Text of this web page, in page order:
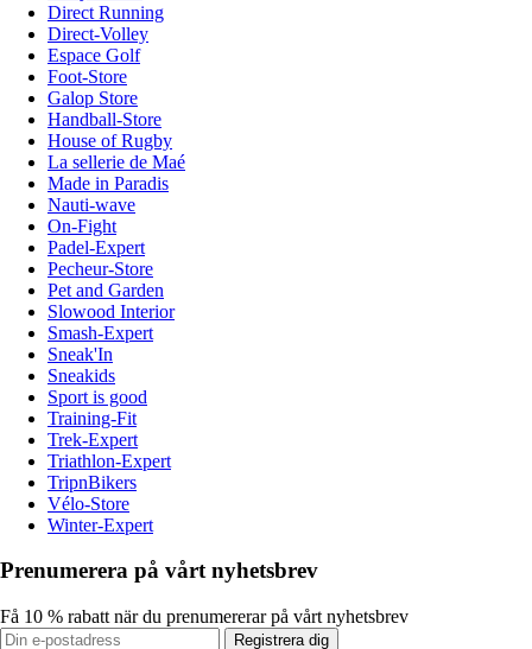
Direct Running
Direct-Volley
Espace Golf
Foot-Store
Galop Store
Handball-Store
House of Rugby
La sellerie de Maé
Made in Paradis
Nauti-wave
On-Fight
Padel-Expert
Pecheur-Store
Pet and Garden
Slowood Interior
Smash-Expert
Sneak'In
Sneakids
Sport is good
Training-Fit
Trek-Expert
Triathlon-Expert
TripnBikers
Vélo-Store
Winter-Expert
Prenumerera på vårt nyhetsbrev
Få 10 % rabatt när du prenumererar på vårt nyhetsbrev
Registrera dig